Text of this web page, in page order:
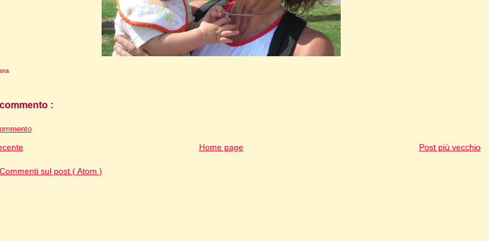
:
Post più vecchio
Home page
Commenti sul post ( Atom )